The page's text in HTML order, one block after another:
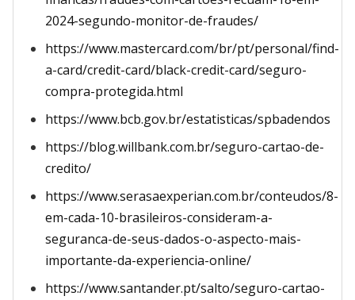
2024-segundo-monitor-de-fraudes/
https://www.mastercard.com/br/pt/personal/find-
a-card/credit-card/black-credit-card/seguro-
compra-protegida.html
https://www.bcb.gov.br/estatisticas/spbadendos
https://blog.willbank.com.br/seguro-cartao-de-
credito/
https://www.serasaexperian.com.br/conteudos/8-
em-cada-10-brasileiros-consideram-a-
seguranca-de-seus-dados-o-aspecto-mais-
importante-da-experiencia-online/
https://www.santander.pt/salto/seguro-cartao-